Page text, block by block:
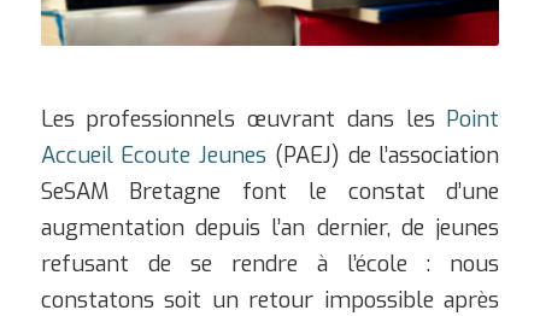
Les professionnels œuvrant dans les Point
Accueil Ecoute Jeunes (PAEJ) de l’association
SeSAM Bretagne font le constat d’une
augmentation depuis l’an dernier, de jeunes
refusant de se rendre à l’école : nous
constatons soit un retour impossible après